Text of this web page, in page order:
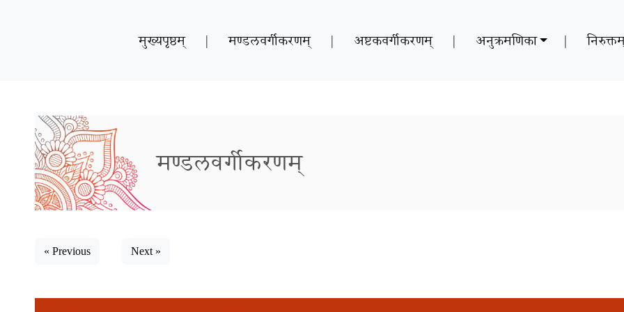
मुख्यपृष्ठम् | मण्डलवर्गीकरणम् | अष्टकवर्गीकरणम् | अनुक्रमणिका |
मण्डलवर्गीकरणम्
« Previous Next »